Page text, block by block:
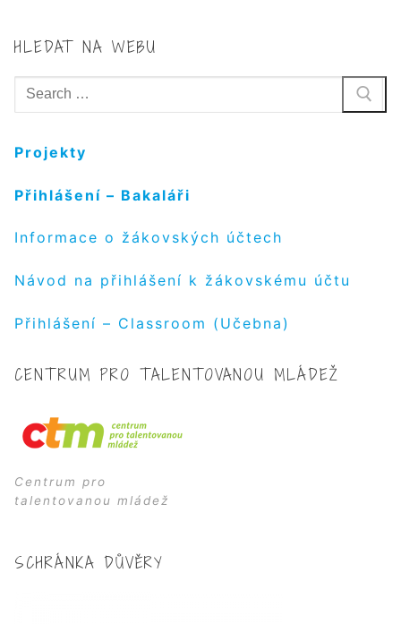
HLEDAT NA WEBU
Hledat:
Projekty
Přihlášení – Bakaláři
Informace o žákovských účtech
Návod na přihlášení k žákovskému účtu
Přihlášení – Classroom (Učebna)
CENTRUM PRO TALENTOVANOU MLÁDEŽ
Centrum pro
talentovanou mládež
SCHRÁNKA DŮVĚRY